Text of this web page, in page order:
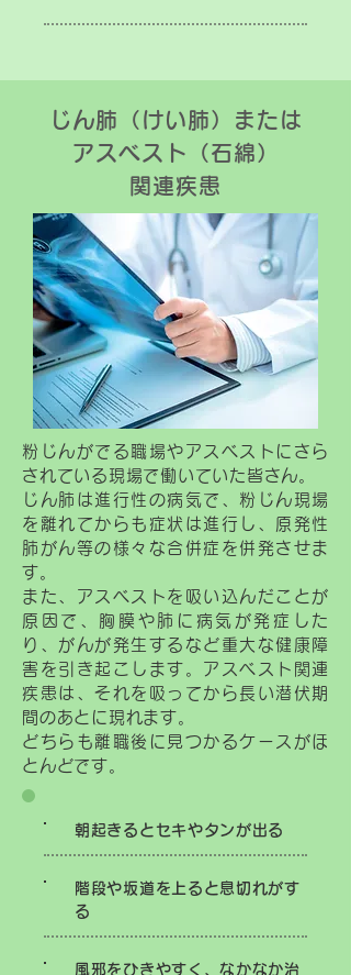
じん肺（けい肺）または
アスベスト（石綿）
関連疾患
粉じんがでる職場やアスベストにさら
されている現場で働いていた皆さん。
じん肺は進行性の病気で、粉じん現場
を離れてからも症状は進行し、原発性
肺がん等の様々な合併症を併発させま
す。
また、アスベストを吸い込んだことが
原因で、胸膜や肺に病気が発症した
り、がんが発生するなど重大な健康障
害を引き起こします。アスベスト関連
疾患は、それを吸ってから長い潜伏期
間のあとに現れます。
どちらも離職後に見つかるケースがほ
とんどです。
朝起きるとセキやタンが出る
階段や坂道を上ると息切れがす
る
風邪をひきやすく、なかなか治